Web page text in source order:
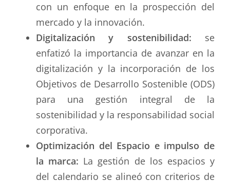
con un enfoque en la prospección del
mercado y la innovación.
Digitalización y sostenibilidad: se
enfatizó la importancia de avanzar en la
digitalización y la incorporación de los
Objetivos de Desarrollo Sostenible (ODS)
para una gestión integral de la
sostenibilidad y la responsabilidad social
corporativa.
Optimización del Espacio e impulso de
la marca: La gestión de los espacios y
del calendario se alineó con criterios de